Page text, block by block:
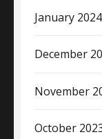
January 2024
December
November
October